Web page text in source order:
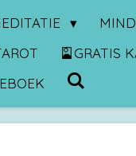
🎴GRATIS